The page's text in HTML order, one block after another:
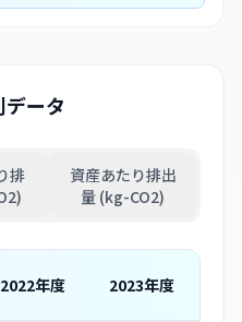
ータ
排
資産あたり排出
量 (kg-CO2)
2022年度 2023年度